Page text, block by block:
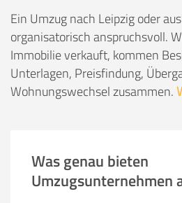
Ein Umzug nach Leipzig oder
organisatorisch anspruchsvoll.
Immobilie verkauft, kommen
Unterlagen, Preisfindung,
Wohnungswechsel zusammen.
Was genau bieten
Umzugsunternehmen